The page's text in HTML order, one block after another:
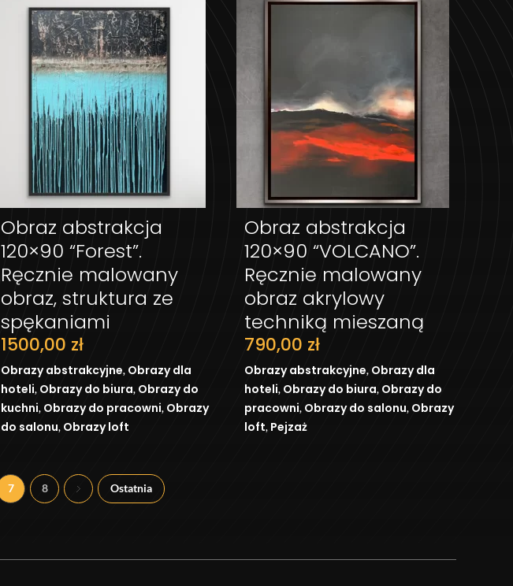
Obraz abstrakcja
120×90 “Forest”.
Ręcznie malowany
obraz, struktura ze
spękaniami
1500,00 zł
Obrazy abstrakcyjne, Obrazy dla
hoteli, Obrazy do biura, Obrazy do
kuchni, Obrazy do pracowni, Obrazy
do salonu, Obrazy loft
DODAJ DO KOSZYKA
Obraz abstrakcja
120×90 “VOLCANO”.
Ręcznie malowany
obraz akrylowy
techniką mieszaną
790,00 zł
Obrazy abstrakcyjne, Obrazy dla
hoteli, Obrazy do biura, Obrazy do
pracowni, Obrazy do salonu, Obrazy
loft, Pejzaż
DODAJ DO KOSZYKA
7 8 Ostatnia